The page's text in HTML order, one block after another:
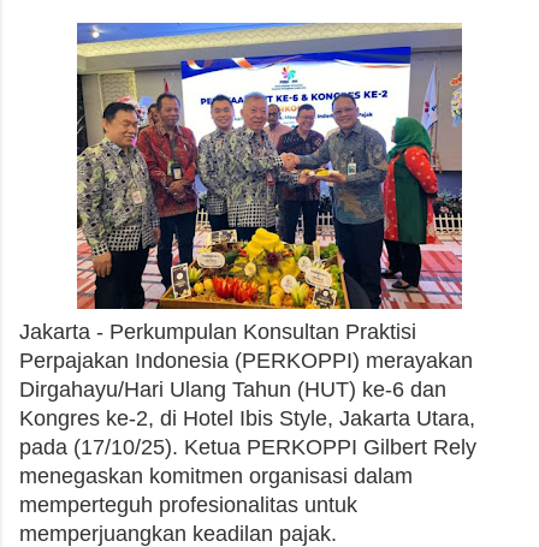
Jakarta - Perkumpulan Konsultan Praktisi
Perpajakan Indonesia (PERKOPPI) merayakan
Dirgahayu/Hari Ulang Tahun (HUT) ke-6 dan
Kongres ke-2, di Hotel Ibis Style, Jakarta Utara,
pada (17/10/25). Ketua PERKOPPI Gilbert Rely
menegaskan komitmen organisasi dalam
memperteguh profesionalitas untuk
memperjuangkan keadilan pajak.